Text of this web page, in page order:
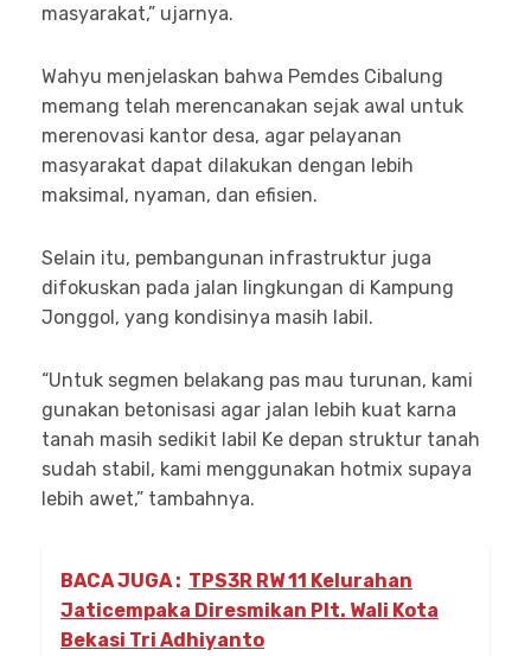
masyarakat,” ujarnya.
Wahyu menjelaskan bahwa Pemdes Cibalung
memang telah merencanakan sejak awal untuk
merenovasi kantor desa, agar pelayanan
masyarakat dapat dilakukan dengan lebih
maksimal, nyaman, dan efisien.
Selain itu, pembangunan infrastruktur juga
difokuskan pada jalan lingkungan di Kampung
Jonggol, yang kondisinya masih labil.
“Untuk segmen belakang pas mau turunan, kami
gunakan betonisasi agar jalan lebih kuat karna
tanah masih sedikit labil Ke depan struktur tanah
sudah stabil, kami menggunakan hotmix supaya
lebih awet,” tambahnya.
BACA JUGA : TPS3R RW 11 Kelurahan
Jaticempaka Diresmikan Plt. Wali Kota
Bekasi Tri Adhiyanto